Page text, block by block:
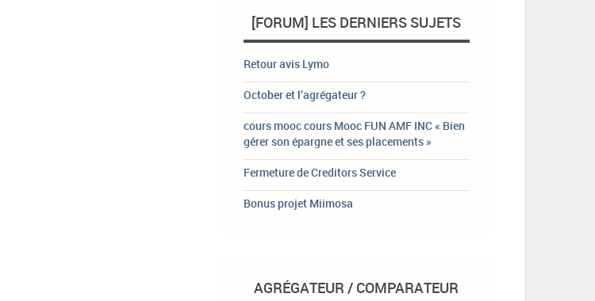
[FORUM] LES DERNIERS SUJETS
Retour avis Lymo
October et l’agrégateur ?
cours mooc cours Mooc FUN AMF INC « Bien
gérer son épargne et ses placements »
Fermeture de Creditors Service
Bonus projet Miimosa
AGRÉGATEUR / COMPARATEUR